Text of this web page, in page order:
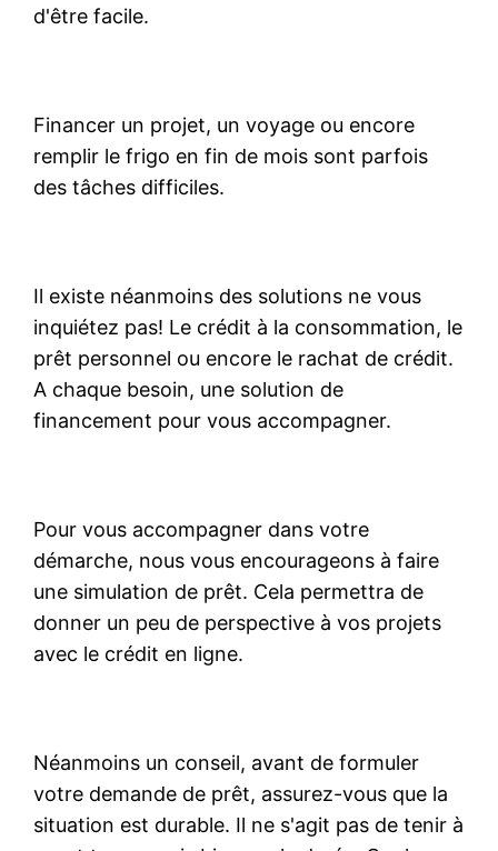
d'être facile.
Financer un projet, un voyage ou encore
remplir le frigo en fin de mois sont parfois
des tâches difficiles.
Il existe néanmoins des solutions ne vous
inquiétez pas! Le crédit à la consommation, le
prêt personnel ou encore le rachat de crédit.
A chaque besoin, une solution de
financement pour vous accompagner.
Pour vous accompagner dans votre
démarche, nous vous encourageons à faire
une simulation de prêt. Cela permettra de
donner un peu de perspective à vos projets
avec le crédit en ligne.
Néanmoins un conseil, avant de formuler
votre demande de prêt, assurez-vous que la
situation est durable. Il ne s'agit pas de tenir à